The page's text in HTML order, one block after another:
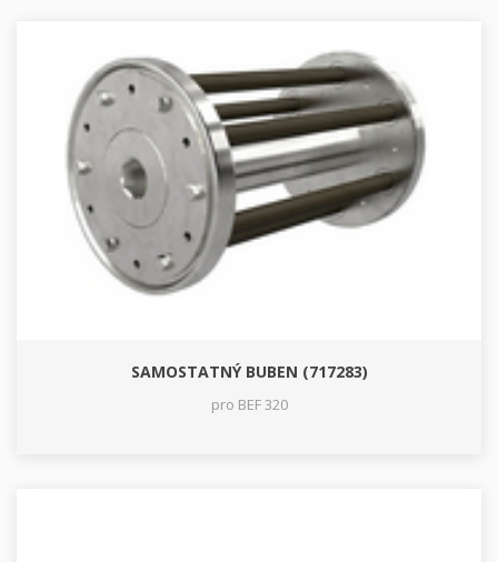
SAMOSTATNÝ BUBEN (717283)
pro BEF 320